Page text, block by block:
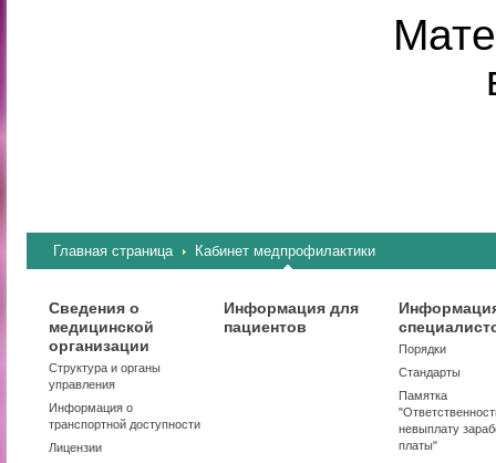
Главная страница Кабинет медпрофилактики
Сведения о
медицинской
организации
Структура и органы
управления
Информация о
транспортной доступности
Лицензии
Информация для
пациентов
Порядки
Стандарты
Памятка
невыплату
платы"